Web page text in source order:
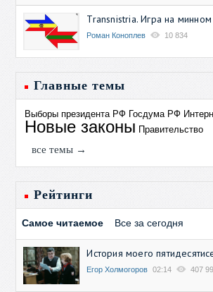
Transnistria. Игра на
Роман Коноплев 10 834
Главные темы
Выборы президента РФ Госдума РФ
Новые законы Правительство
все темы →
Рейтинги
Самое читаемое Все за сегодня
История моего
Егор Холмогоров 02:14 407